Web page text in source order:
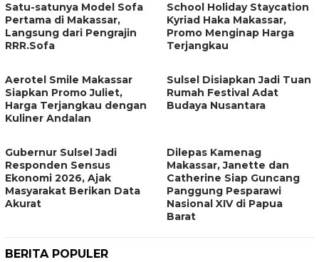
Satu-satunya Model Sofa
Pertama di Makassar,
Langsung dari Pengrajin
RRR.Sofa
School Holiday Staycation
Kyriad Haka Makassar,
Promo Menginap Harga
Terjangkau
Aerotel Smile Makassar
Siapkan Promo Juliet,
Harga Terjangkau dengan
Kuliner Andalan
Sulsel Disiapkan Jadi Tuan
Rumah Festival Adat
Budaya Nusantara
Gubernur Sulsel Jadi
Responden Sensus
Ekonomi 2026, Ajak
Masyarakat Berikan Data
Akurat
Dilepas Kamenag
Makassar, Janette dan
Catherine Siap Guncang
Panggung Pesparawi
Nasional XIV di Papua
Barat
BERITA POPULER